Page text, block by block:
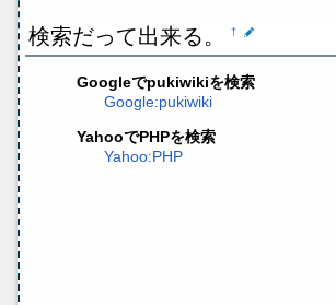
検索だって出来る。 †
Googleでpukiwikiを検索
Google:pukiwiki
YahooでPHPを検索
Yahoo:PHP